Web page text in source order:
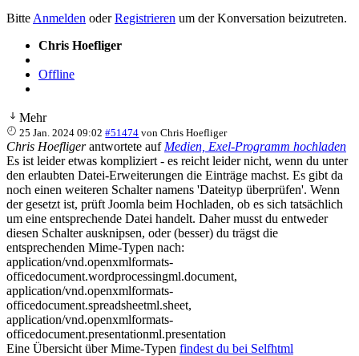
Bitte Anmelden oderRegistrieren um der Konversation beizutreten.
Chris Hoefliger
Offline
Mehr
25 Jan. 2024 09:02 #51474 vonChris Hoefliger
Chris Hoefligerantwortete auf Medien, Exel-Programm hochladen
Es ist leider etwas kompliziert - es reicht leider nicht, wenn du unter
den erlaubten Datei-Erweiterungen die Einträge machst. Es gibt da
noch einen weiteren Schalter namens 'Dateityp überprüfen'. Wenn
der gesetzt ist, prüft Joomla beim Hochladen, ob es sich tatsächlich
um eine entsprechende Datei handelt. Daher musst du entweder
diesen Schalter ausknipsen, oder (besser) du trägst die
entsprechenden Mime-Typen nach:
application/vnd.openxmlformats-
officedocument.wordprocessingml.document,
application/vnd.openxmlformats-
officedocument.spreadsheetml.sheet,
application/vnd.openxmlformats-
officedocument.presentationml.presentation
Eine Übersicht über Mime-Typen findest du bei Selfhtml